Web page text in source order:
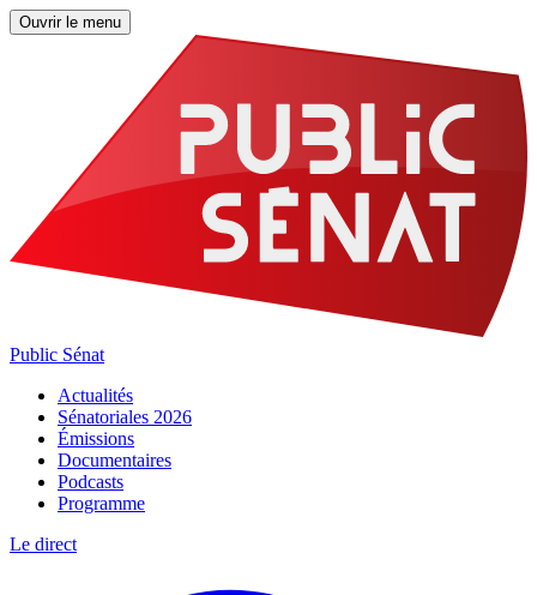
Ouvrir le menu
Public Sénat
Actualités
Sénatoriales 2026
Émissions
Documentaires
Podcasts
Programme
Le direct